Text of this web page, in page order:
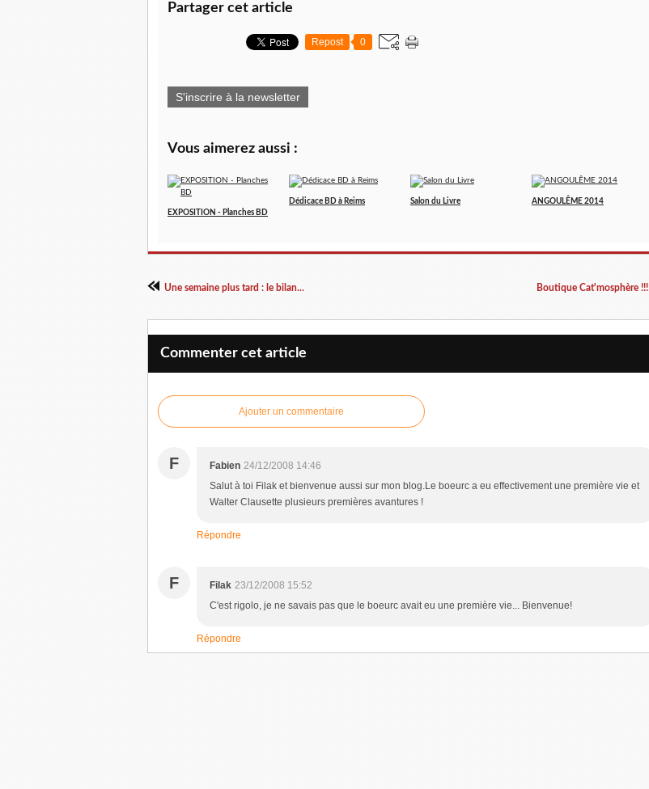
Partager cet article
Repost 0
S'inscrire à la newsletter
Vous aimerez aussi :
EXPOSITION - Planches BD
Dédicace BD à Reims Salon du Livre ANGOULÊME 2014
Une semaine plus tard : le bilan... Boutique Cat'mosphère !!!
Commenter cet article
Ajouter un commentaire
F Fabien 24/12/2008 14:46
Salut à toi Filak et bienvenue aussi sur mon blog.Le boeurc a eu effectivement une première vie et
Walter Clausette plusieurs premières avantures !
Répondre
F Filak 23/12/2008 15:52
C'est rigolo, je ne savais pas que le boeurc avait eu une première vie... Bienvenue!
Répondre